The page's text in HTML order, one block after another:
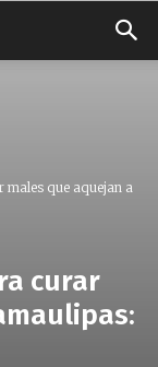
que aquejan a
curar